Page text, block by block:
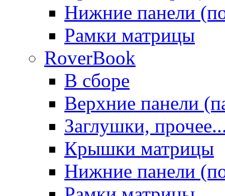
Нижние панели
Рамки матрицы
RoverBook
В сборе
Верхние панели
Заглушки,
Крышки матрицы
Нижние панели